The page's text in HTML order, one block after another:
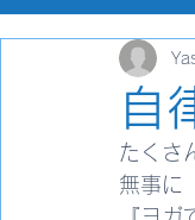
自
たくさ
無事に